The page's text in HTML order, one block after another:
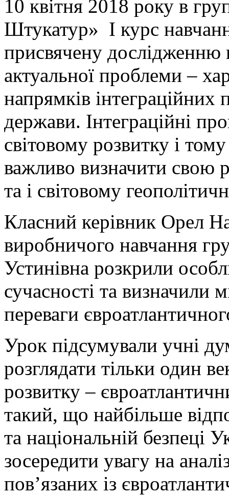
10 квітня 2018 року в
Штукатур» I курс
присвячену дослідженню
актуальної проблеми –
напрямків інтеграційних
держави. Інтеграційні
світовому розвитку і
важливо визначити свою
та і світовому
Класний керівник Орел
виробничого навчання
Устинівна розкрили
сучасності та визначили
переваги
Урок підсумували учні
розглядати тільки один
розвитку –
такий, що найбільше
та національній безпеці
зосередити увагу на
пов’язаних із